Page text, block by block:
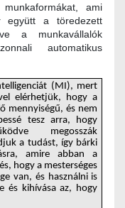
ami
együtt a töredezett
a munkavállalók
automatikus
(MI), mert
elérhetjük, hogy a
mennyiségű, és nem
tesz arra, hogy
megosszák
a tudást, így bárki
amire abban a
hogy a mesterséges
van, és használni is
és kihívása az, hogy